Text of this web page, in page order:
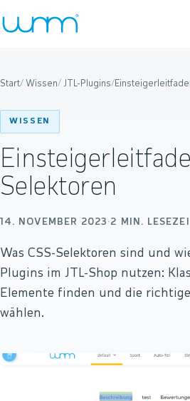
Start/ Wissen/ JTL-Plugins/
WISSEN
Selektoren
14. NOVEMBER 2023 ·2 MIN.
Was CSS-Selektoren sind und
Plugins im JTL-Shop nutzen:
Elemente finden und die
wählen.